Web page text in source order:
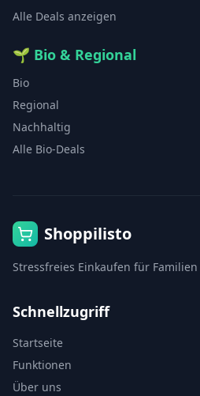
Alle Deals anzeigen
🌱 Bio & Regional
Bio
Regional
Nachhaltig
Alle Bio-Deals
Shoppilisto
Stressfreies Einkaufen für
Schnellzugriff
Startseite
Funktionen
Über uns